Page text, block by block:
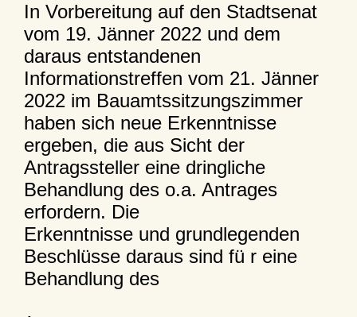
In Vorbereitung auf den Stadtsenat
vom 19. Jänner 2022 und dem
daraus entstandenen
Informationstreffen vom 21. Jänner
2022 im Bauamtssitzungszimmer
haben sich neue Erkenntnisse
ergeben, die aus Sicht der
Antragssteller eine dringliche
Behandlung des o.a. Antrages
erfordern. Die
Erkenntnisse und grundlegenden
Beschlüsse daraus sind fü r eine
Behandlung des